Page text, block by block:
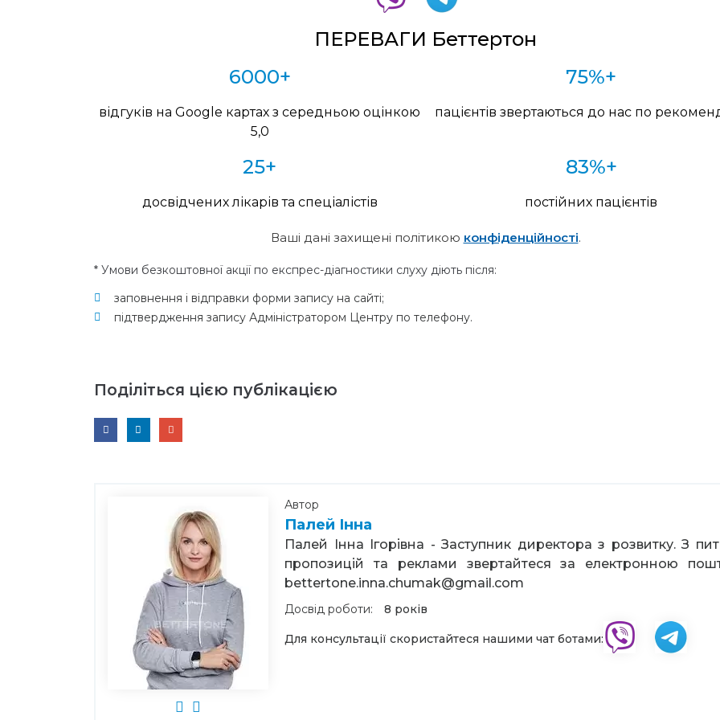
ПЕРЕВАГИ Беттертон
6000+
відгуків на Google картах з середньою оцінкою
5,0
75%+
пацієнтів звертаються до нас по
25+
досвідчених лікарів та спеціалістів
83%+
постійних пацієнтів
Ваші дані захищені політикою конфіденційності.
* Умови безкоштовної акції по експрес-діагностики слуху діють після:
заповнення і відправки форми запису на сайті;
підтвердження запису Адміністратором Центру по телефону.
Поділіться цією публікацією
Автор
Палей Інна
Палей Інна Ігорівна - Заступник директора з розвитку. З
пропозицій та реклами звертайтеся за електронною
bettertone.inna.chumak@gmail.com
Досвід роботи: 8 років
Для консультації скористайтеся нашими чат ботами: